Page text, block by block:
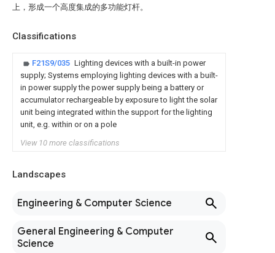
上，形成一个高度集成的多功能灯杆。
Classifications
F21S9/035 Lighting devices with a built-in power
supply; Systems employing lighting devices with a built-
in power supply the power supply being a battery or
accumulator rechargeable by exposure to light the solar
unit being integrated within the support for the lighting
unit, e.g. within or on a pole
View 10 more classifications
Landscapes
Engineering & Computer Science
General Engineering & Computer
Science